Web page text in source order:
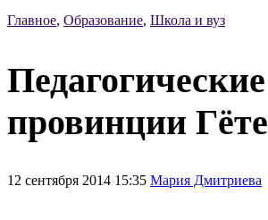
Главное, Образование, Школа и вуз
Педагогические
провинции Гёте
12 сентября 2014 15:35 Мария Дмитриева